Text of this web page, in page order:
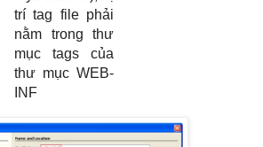
trí tag file phải
nằm trong thư
mục tags của
thư mục WEB-
INF